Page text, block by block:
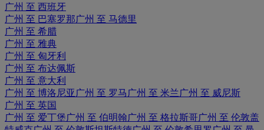
广州 至 西班牙
广州 至 巴塞罗那广州 至 马德里
广州 至 希腊
广州 至 雅典
广州 至 匈牙利
广州 至 布达佩斯
广州 至 意大利
广州 至 博洛尼亚 广州 至 罗马 广州 至 米兰广州 至 威尼斯
广州 至 英国
广州 至 爱丁堡广州 至 伯明翰广州 至 格拉斯哥广州 至 伦敦盖